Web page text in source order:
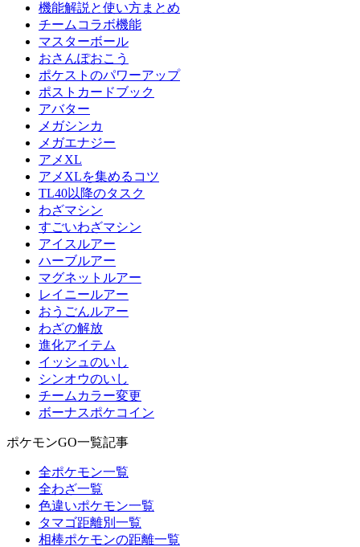
機能解説と使い方まとめ
チームコラボ機能
マスターボール
おさんぽおこう
ポケストのパワーアップ
ポストカードブック
アバター
メガシンカ
メガエナジー
アメXL
アメXLを集めるコツ
TL40以降のタスク
わざマシン
すごいわざマシン
アイスルアー
ハーブルアー
マグネットルアー
レイニールアー
おうごんルアー
わざの解放
進化アイテム
イッシュのいし
シンオウのいし
チームカラー変更
ボーナスポケコイン
ポケモンGO一覧記事
全ポケモン一覧
全わざ一覧
色違いポケモン一覧
タマゴ距離別一覧
相棒ポケモンの距離一覧